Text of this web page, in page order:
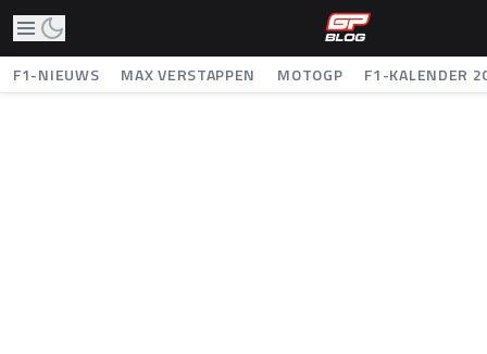
F1-NIEUWS MAX VERSTAPPEN MOTOGP F1-KALENDER